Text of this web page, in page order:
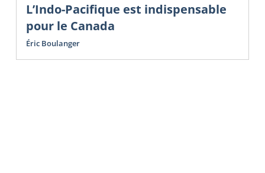
L’Indo-Pacifique est indispensable
pour le Canada
Éric Boulanger